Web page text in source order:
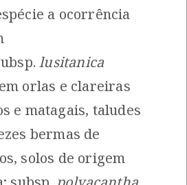
1
Linho-bravo
[Comum]
Autóctone
Mónica Rocha
a ocorrência
lusitanica
orlas e clareiras
e matagais, taludes
bermas de
solos de origem